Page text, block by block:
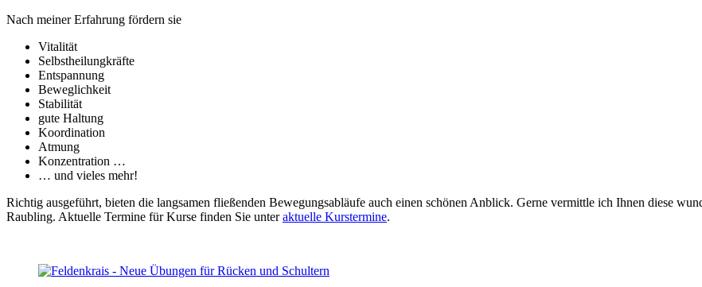
Nach meiner Erfahrung fördern sie
Vitalität
Selbstheilungkräfte
Entspannung
Beweglichkeit
Stabilität
gute Haltung
Koordination
Atmung
Konzentration …
… und vieles mehr!
Richtig ausgeführt, bieten die langsamen fließenden Bewegungsabläufe auch einen schönen Anblick. Gerne vermittle ich Ihnen diese
Raubling. Aktuelle Termine für Kurse finden Sie unteraktuelle Kurstermine.